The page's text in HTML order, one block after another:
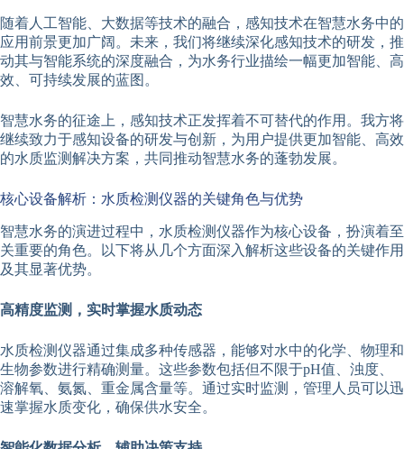
随着人工智能、大数据等技术的融合，感知技术在智慧水务中的
应用前景更加广阔。未来，我们将继续深化感知技术的研发，推
动其与智能系统的深度融合，为水务行业描绘一幅更加智能、高
效、可持续发展的蓝图。
智慧水务的征途上，感知技术正发挥着不可替代的作用。我方将
继续致力于感知设备的研发与创新，为用户提供更加智能、高效
的水质监测解决方案，共同推动智慧水务的蓬勃发展。
核心设备解析：水质检测仪器的关键角色与优势
智慧水务的演进过程中，水质检测仪器作为核心设备，扮演着至
关重要的角色。以下将从几个方面深入解析这些设备的关键作用
及其显著优势。
高精度监测，实时掌握水质动态
水质检测仪器通过集成多种传感器，能够对水中的化学、物理和
生物参数进行精确测量。这些参数包括但不限于pH值、浊度、
溶解氧、氨氮、重金属含量等。通过实时监测，管理人员可以迅
速掌握水质变化，确保供水安全。